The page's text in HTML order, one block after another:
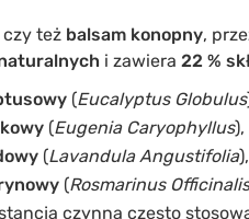
czy też balsam konopny,
i zawiera 22 %
(Eucalyptus Globulus
(Eugenia Caryophyllus),
(Lavandula Angustifolia),
(Rosmarinus Officinalis
czynna często